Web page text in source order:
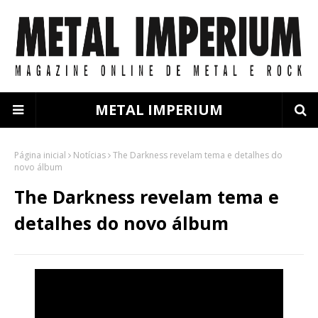
METAL IMPERIUM
Página inicial Notícias The Darkness revelam tema e detalhes do
novo álbum
The Darkness revelam tema e
detalhes do novo álbum